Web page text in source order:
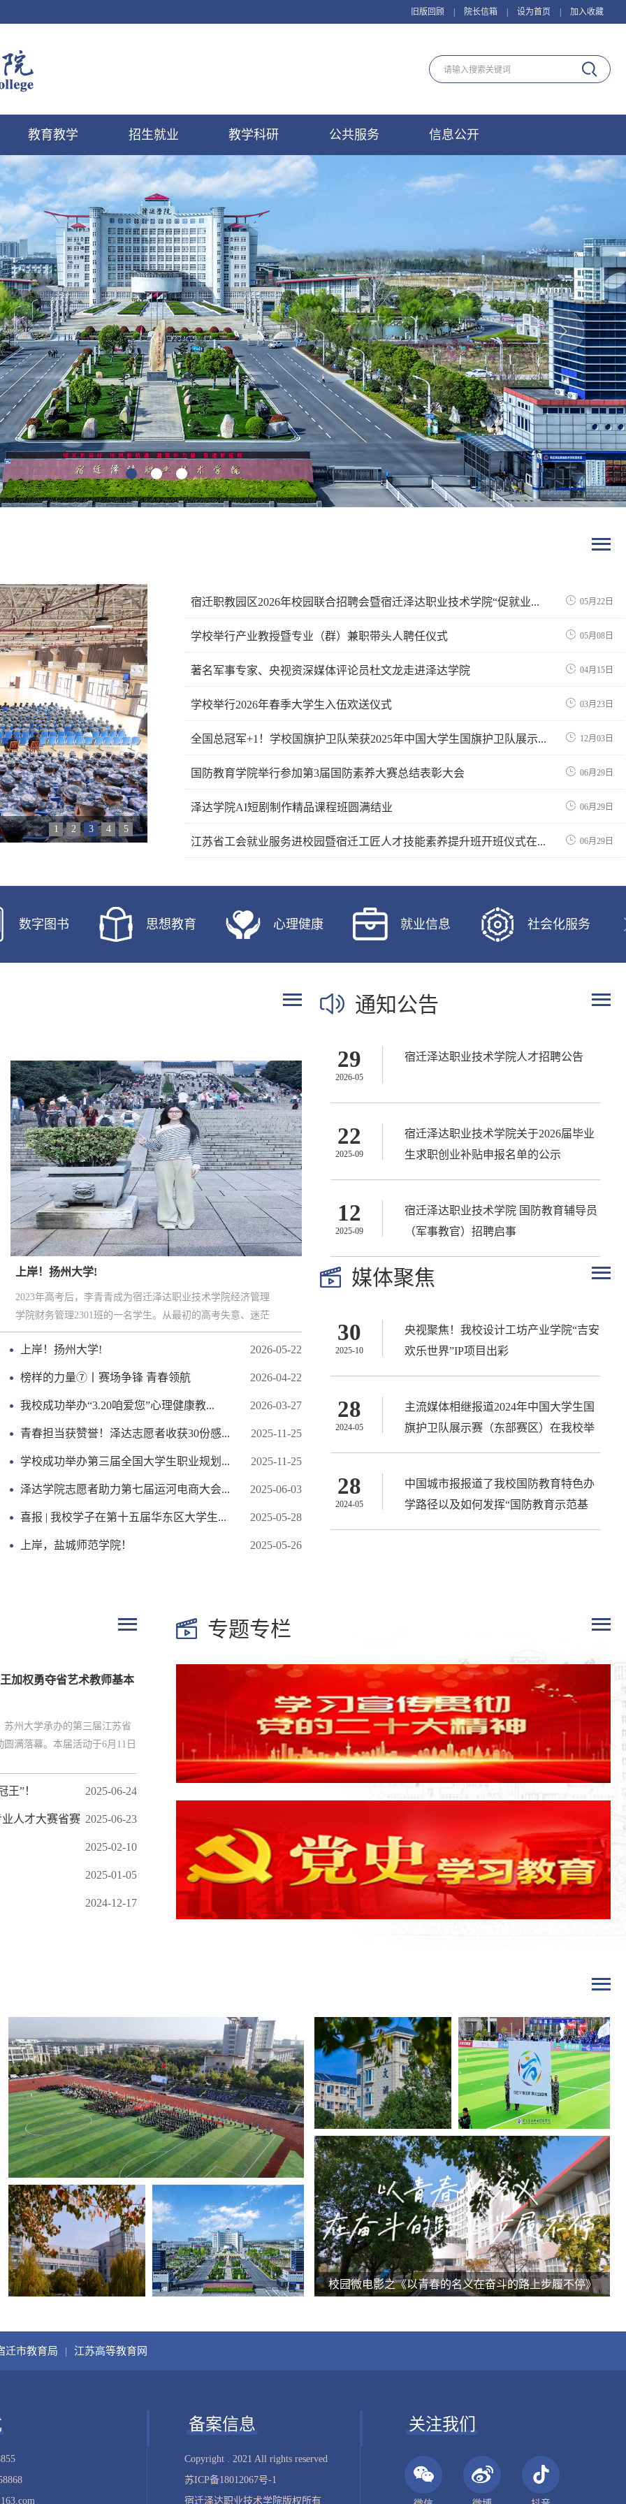
旧版回顾 院长信箱 设为首页 加入收藏
教育教学 招生就业 教学科研 公共服务 信息公开
1 2 3 4 5
宿迁职教园区2026年校园联合招聘会暨宿迁泽达职业技术学院“促就业... 05月22日
学校举行产业教授暨专业（群）兼职带头人聘任仪式 05月08日
著名军事专家、央视资深媒体评论员杜文龙走进泽达学院 04月15日
学校举行2026年春季大学生入伍欢送仪式 03月23日
全国总冠军+1！学校国旗护卫队荣获2025年中国大学生国旗护卫队展示... 12月03日
国防教育学院举行参加第3届国防素养大赛总结表彰大会 06月29日
泽达学院AI短剧制作精品课程班圆满结业 06月29日
江苏省工会就业服务进校园暨宿迁工匠人才技能素养提升班开班仪式在... 06月29日
数字图书 思想教育 心理健康 就业信息 社会化服务
上岸！扬州大学!
2023年高考后，李青青成为宿迁泽达职业技术学院经济管理
学院财务管理2301班的一名学生。从最初的高考失意、迷茫
颓废，到在2026年江苏省普通高校专转本考试中成功上岸扬
州大学，她凭着一股不服输的劲头和日复一日的坚持，踏踏
实实地实现了从专科到本科的跨越！2023年，刚入学时，李
这种状态直到遇见杨凯月老师才发生改变。杨老师鼓励大家
2026-05-22
上岸！扬州大学!
2026-04-22
榜样的力量⑦丨赛场争锋 青春领航
2026-03-27
我校成功举办“3.20咱爱您”心理健康教...
2025-11-25
青春担当获赞誉！泽达志愿者收获30份感...
2025-11-25
学校成功举办第三届全国大学生职业规划...
2025-06-03
泽达学院志愿者助力第七届运河电商大会...
2025-05-28
喜报 | 我校学子在第十五届华东区大学生...
2025-05-26
上岸，盐城师范学院！
通知公告
29
2026-05
宿迁泽达职业技术学院人才招聘公告
22
2025-09
宿迁泽达职业技术学院关于2026届毕业
生求职创业补贴申报名单的公示
12
2025-09
宿迁泽达职业技术学院 国防教育辅导员
（军事教官）招聘启事
媒体聚焦
30
2025-10
央视聚焦！我校设计工坊产业学院“吉安
欢乐世界”IP项目出彩
28
2024-05
主流媒体相继报道2024年中国大学生国
旗护卫队展示赛（东部赛区）在我校举
28
2024-05
中国城市报报道了我校国防教育特色办
学路径以及如何发挥“国防教育示范基
加权勇夺省艺术教师基本
州大学承办的第三届江苏省
满落幕。本届活动于6月11日
加权在比赛中表现优异，凭
全能一等奖”！同时，其深厚
2025-06-24
”！
2025-06-23
人才大赛省赛
2025-02-10
2025-01-05
2024-12-17
专题专栏
校园微电影之《以青春的名义在奋斗的路上步履不停》
迁市教育局 | 江苏高等教育网
备案信息
Copyright . 2021 All rights reserved
苏ICP备18012067号-1
宿迁泽达职业技术学院版权所有
关注我们